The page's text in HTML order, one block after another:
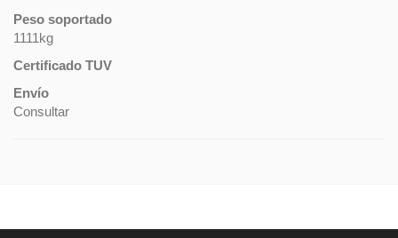
Peso soportado
1111kg
Certificado TUV
Envío
Consultar